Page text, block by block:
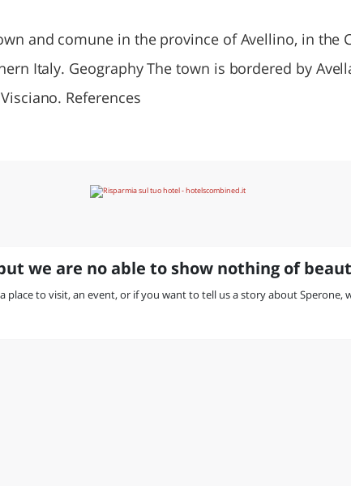
and comune in the province of Avellino, in the
Italy. Geography The town is bordered by
References
we are no able to show nothing of
place to visit, an event, or if you want to tell us a story about Sperone,